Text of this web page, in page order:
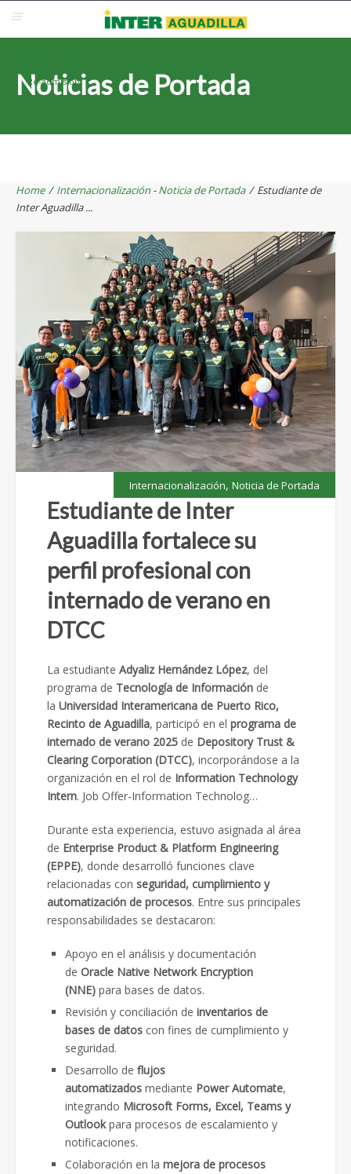
Correo Electrónico
Re-admisión
Noticias de Portada
Home / Internacionalización -Noticia de Portada / Estudiante de
Inter Aguadilla ...
Internacionalización, Noticia de Portada
Estudiante de Inter
Aguadilla fortalece su
perfil profesional con
internado de verano en
DTCC
La estudiante Adyaliz Hernández López, del
programa de Tecnología de Información de
la Universidad Interamericana de Puerto Rico,
Recinto de Aguadilla, participó en el programa de
internado de verano 2025 de Depository Trust &
Clearing Corporation (DTCC), incorporándose a la
organización en el rol de Information Technology
Intern. Job Offer-Information Technolog…
Durante esta experiencia, estuvo asignada al área
de Enterprise Product & Platform Engineering
(EPPE), donde desarrolló funciones clave
relacionadas con seguridad, cumplimiento y
automatización de procesos. Entre sus principales
responsabilidades se destacaron:
Apoyo en el análisis y documentación
de Oracle Native Network Encryption
(NNE) para bases de datos.
Revisión y conciliación de inventarios de
bases de datos con fines de cumplimiento y
seguridad.
Desarrollo de flujos
automatizados mediante Power Automate,
integrando Microsoft Forms, Excel, Teams y
Outlookpara procesos de escalamiento y
notificaciones.
Colaboración en la mejora de procesos